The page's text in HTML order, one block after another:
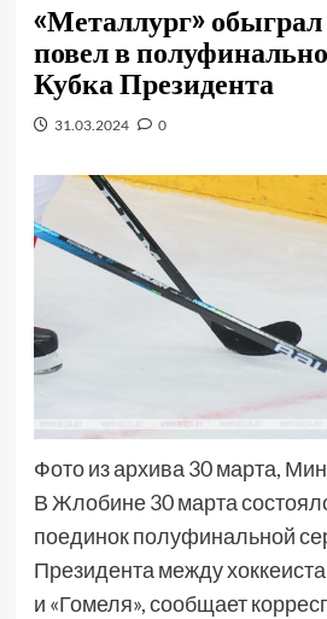
«Металлург»
повел в
Кубка Президента
31.03.2024 0
Фото из архива 30 марта,
В Жлобине 30 марта
поединок полуфинальной
Президента между
и «Гомеля», сообщает